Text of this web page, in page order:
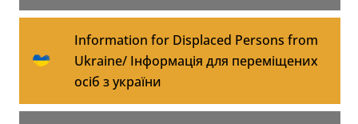
Information for Displaced Persons from
Ukraine/ Iнформація для переміщених
осіб з україни